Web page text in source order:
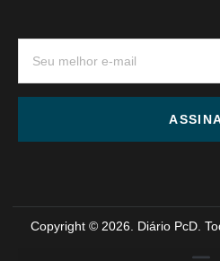
Copyright © 2026. Diário PcD.